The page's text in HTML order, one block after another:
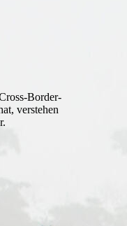
Border-
verstehen